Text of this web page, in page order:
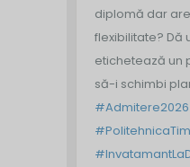
diplomă dar
flexibilitate? Dă
etichetează un
să-i schimbi
#Admitere2026